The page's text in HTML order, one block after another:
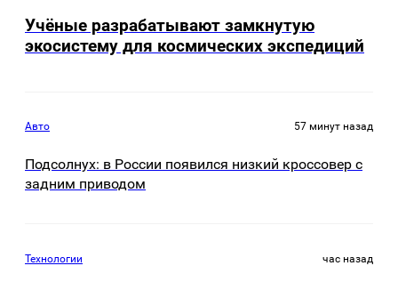
Учёные разрабатывают замкнутую
экосистему для космических экспедиций
Авто 57 минут назад
Подсолнух: в России появился низкий кроссовер с
задним приводом
Технологии час назад